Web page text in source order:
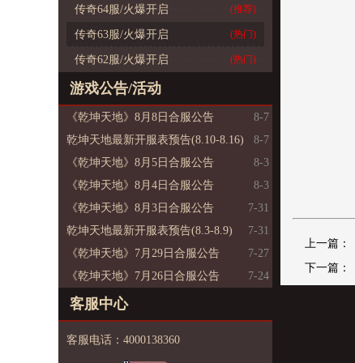
传奇64服/火爆开启 (推荐)
传奇63服/火爆开启 (热门)
传奇62服/火爆开启 (热门)
游戏公告/活动
《乾坤天地》8月8日合服公告
8-7
乾坤天地最新开服表预告(8.10-8.16)
8-7
《乾坤天地》8月5日合服公告
8-3
《乾坤天地》8月4日合服公告
8-3
《乾坤天地》8月3日合服公告
7-31
乾坤天地最新开服表预告(8.3-8.9)
7-31
《乾坤天地》7月29日合服公告
7-27
《乾坤天地》7月26日合服公告
7-24
客服中心
客服电话：4000138360
上一篇：
下一篇：